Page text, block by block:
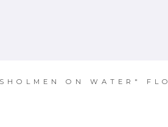
ON WATER"